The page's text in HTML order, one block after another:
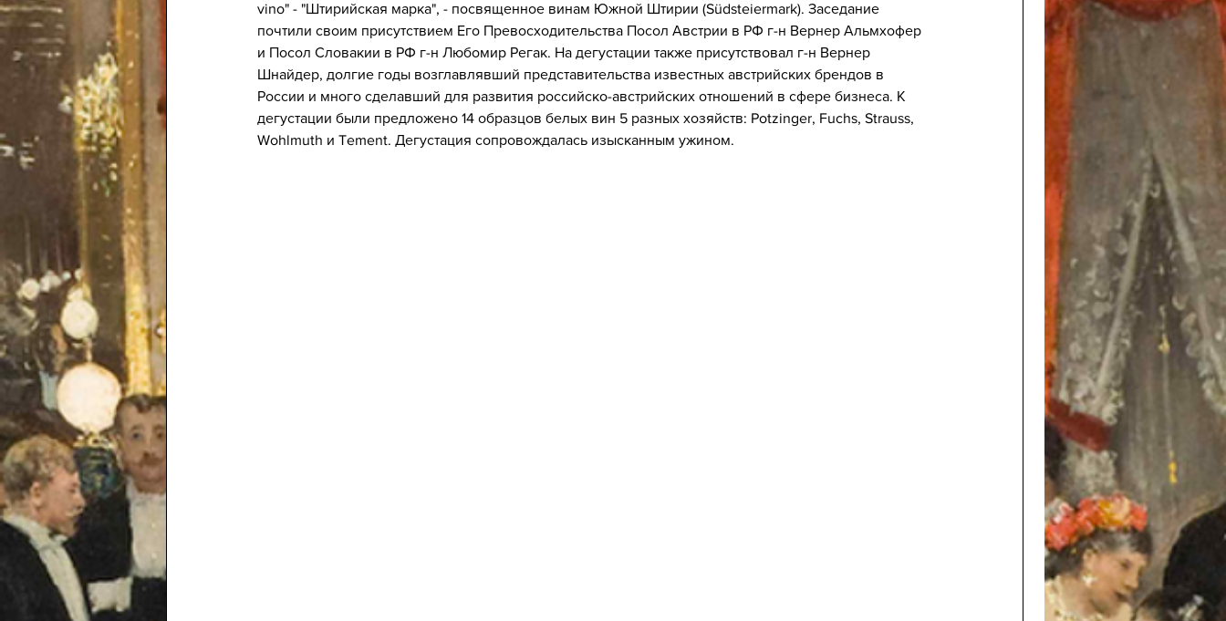
vino" - "Штирийская марка", - посвященное винам Южной Штирии (Südsteiermark). Заседание
почтили своим присутствием Его Превосходительства Посол Австрии в РФ г-н Вернер Альмхофер
и Посол Словакии в РФ г-н Любомир Регак. На дегустации также присутствовал г-н Вернер
Шнайдер, долгие годы возглавлявший представительства известных австрийских брендов в
России и много сделавший для развития российско-австрийских отношений в сфере бизнеса. К
дегустации были предложено 14 образцов белых вин 5 разных хозяйств: Potzinger, Fuchs, Strauss,
Wohlmuth и Tement. Дегустация сопровождалась изысканным ужином.